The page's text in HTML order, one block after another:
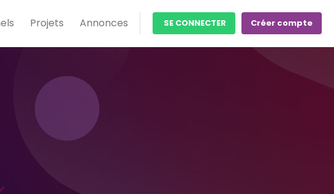
Projets Annonces SE CONNECTER Créer compte